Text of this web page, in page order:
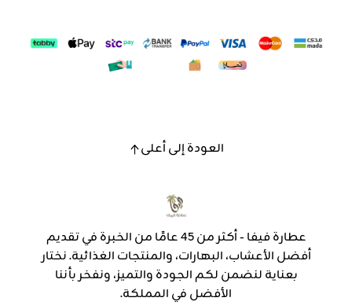
العودة إلى أعلى
عطارة فيفا - أكثر من 45 عامًا من الخبرة في تقديم
أفضل الأعشاب، البهارات، والمنتجات الغذائية. نختار
بعناية لنضمن لكم الجودة والتميز، ونفخر بأننا
الأفضل في المملكة.